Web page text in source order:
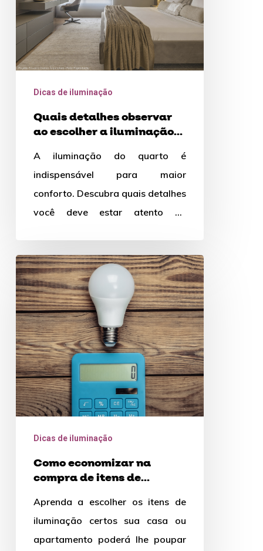
iluminação
quarto?
Dicas de iluminação
Quais detalhes observar
ao escolher a iluminação
A iluminação do quarto é
indispensável para maior
conforto. Descubra quais detalhes
você deve estar atento no
Como
economizar
na
compra
de
itens
de
iluminação
Dicas de iluminação
Como economizar na
compra de itens de
Aprenda a escolher os itens de
iluminação certos sua casa ou
apartamento poderá lhe poupar